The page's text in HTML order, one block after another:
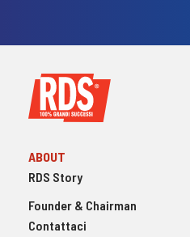
ABOUT
RDS Story
Founder & Chairman
Contattaci